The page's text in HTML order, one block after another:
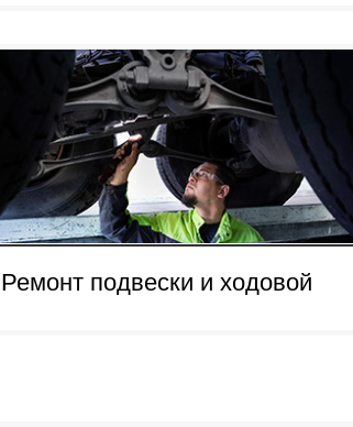
Ремонт подвески и ходовой